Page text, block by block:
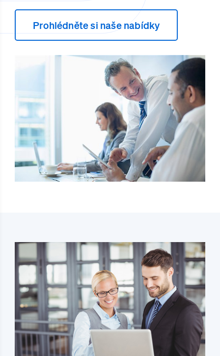
Prohlédněte si naše nabídky